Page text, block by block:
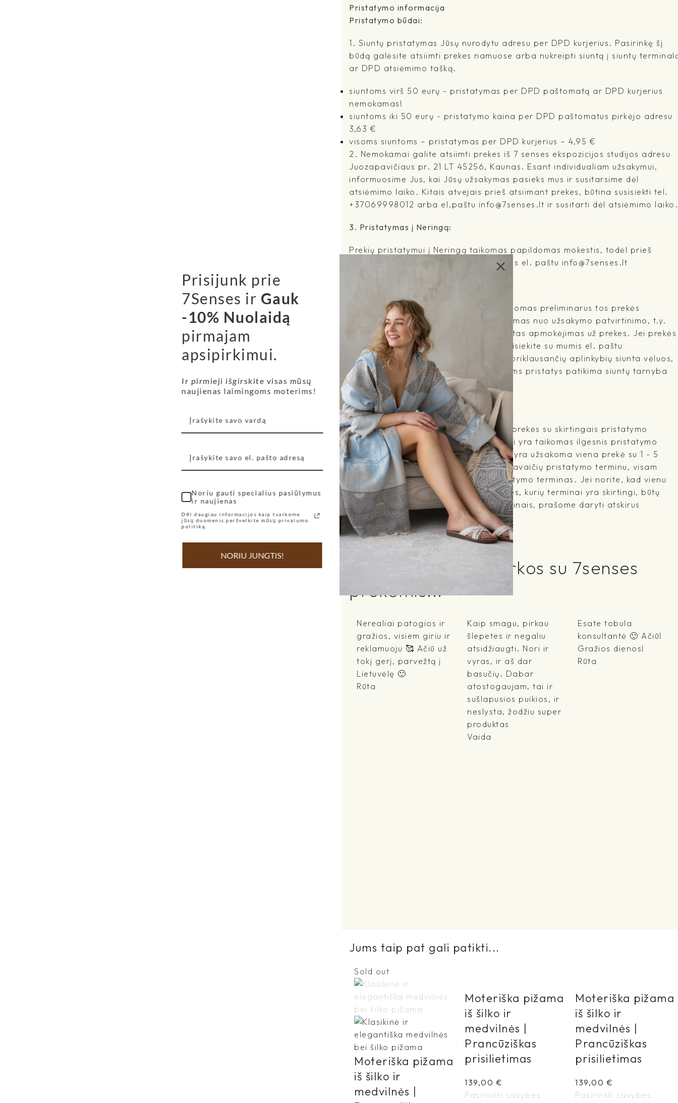
Pristatymo informacija
Pristatymo būdai:
1. Siuntų pristatymas Jūsų nurodytu adresu per DPD kurjerius. Pasirinkę šį
būdą galėsite atsiimti prekes namuose arba nukreipti siuntą į siuntų
ar DPD atsiėmimo tašką.
siuntoms virš 50 eurų - pristatymas per DPD paštomatą ar DPD kurjerius
nemokamas!
siuntoms iki 50 eurų - pristatymo kaina per DPD paštomatus pirkėjo adresu
3,63 €
visoms siuntoms – pristatymas per DPD kurjerius – 4,95 €
2. Nemokamai galite atsiimti prekes iš 7 senses ekspozicijos studijos adresu
Juozapavičiaus pr. 21 LT 45256, Kaunas. Esant individualiam užsakymui,
informuosime Jus, kai Jūsų užsakymas pasieks mus ir susitarsime dėl
atsiėmimo laiko. Kitais atvejais prieš atsiimant prekes, būtina susisiekti tel.
+37069998012 arba el.paštu info@7senses.lt ir susitarti dėl atsiėmimo laiko.
3. Pristatymas į Neringą:
Prekių pristatymui į Neringą taikomas papildomas mokestis, todėl prieš
pateikdami užsakymą susiekite su mumis el. paštu info@7senses.lt
Kiekvienos prekės aprašyme yra nurodomas preliminarus tos prekės
pristatymo laikotarpis, kuris skaičiuojamas nuo užsakymo patvirtinimo, t.y.
kai užsakymas patikrinamas ir yra gautas apmokėjimas už prekes. Jei prekės
pristatymo terminas Jums netinka, susisiekite su mumis el. paštu
info@7senses.lt . Jei dėl ne nuo mūsų priklausančių aplinkybių siunta vėluos,
nedelsiant Jums pranešime. Prekes Jums pristatys patikima siuntų tarnyba
DPD.
Pristatymo terminai
Jei viename užsakyme yra užsakomos prekės su skirtingais pristatymo
terminais, tokiu atveju visam užsakymui yra taikomas ilgesnis pristatymo
terminas. Taigi, jei viename užsakyme yra užsakoma viena prekė su 1 - 5
dienų pristatymo terminu, o kita su 2 savaičių pristatymo terminu, visam
užsakymui bus taikomas ilgesnis pristatymo terminas. Jei norite, kad vienu
apsipirkimo metu Jūsų išsirinktos prekės, kurių terminai yra skirtingi, būtų
pristatomos skirtingais užsakymo terminais, prašome daryti atskirus
užsakymus.
Mūsų mylimų klienčių atsiliepimai
Mūsų klienčių akimirkos su 7senses
prekėmis...
Nerealiai patogios ir
gražios, visiem giriu ir
reklamuoju 🥰 Ačiū už
tokį gerį, parvežtą į
Lietuvėlę 🙂
Rūta
Kaip smagu, pirkau
šlepetes ir negaliu
atsidžiaugti. Nori ir
vyras, ir aš dar
basučių. Dabar
atostogaujam, tai ir
sušlapusios puikios, ir
neslysta, žodžiu super
produktas
Vaida
Esate tobula
konsultantė 🙂 Ačiū!
Gražios dienos!
Rūta
Jums taip pat gali patikti...
Sold out
Moteriška pižama
iš šilko ir
medvilnės |
Moteriška pižama
iš šilko ir
medvilnės |
Prancūziškas
prisilietimas
139,00 €
Pasirinkti savybes
Moteriška pižama
iš šilko ir
medvilnės |
Prancūziškas
prisilietimas
139,00 €
Pasirinkti savybes
Prisijunk prie
7Senses ir Gauk
-10% Nuolaidą
pirmajam
apsipirkimui.
Ir pirmieji išgirskite visas mūsų
naujienas laimingoms moterims!
Noriu gauti specialius pasiūlymus
ir naujienas
Dėl daugiau informacijos kaip tvarkome
jūsų duomenis peržvelkite mūsų privatumo
politiką.
NORIU JUNGTIS!